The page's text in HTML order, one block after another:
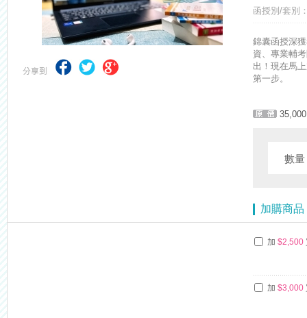
【求職秘技＼(￣O￣)】你對國營事業了解多少呢? 必考國事業的
函授別/套別
錦囊函授深
資、專業輔
出！現在馬
第一步。
35,000
數
加購商品
加 $2,500
加 $3,000